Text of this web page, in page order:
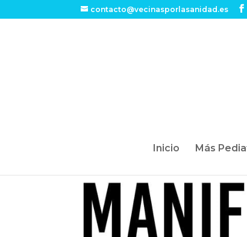
contacto@vecinasporlasanidad.es
Inicio Más